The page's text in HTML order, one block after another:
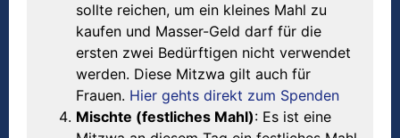
sollte reichen, um ein kleines Mahl zu
kaufen und Masser-Geld darf für die
ersten zwei Bedürftigen nicht verwendet
werden. Diese Mitzwa gilt auch für
Frauen. Hier gehts direkt zum Spenden
Mischte (festliches Mahl): Es ist eine